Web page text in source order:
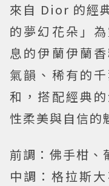
來自 Dior 的經
的夢幻花朵」
息的伊蘭伊蘭
氣韻、稀有的
和，搭配經典
性柔美與自信的
前調：佛手柑、
中調：格拉斯